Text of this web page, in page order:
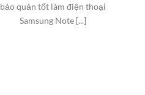
bảo quản tốt làm điện thoại
Samsung Note [...]